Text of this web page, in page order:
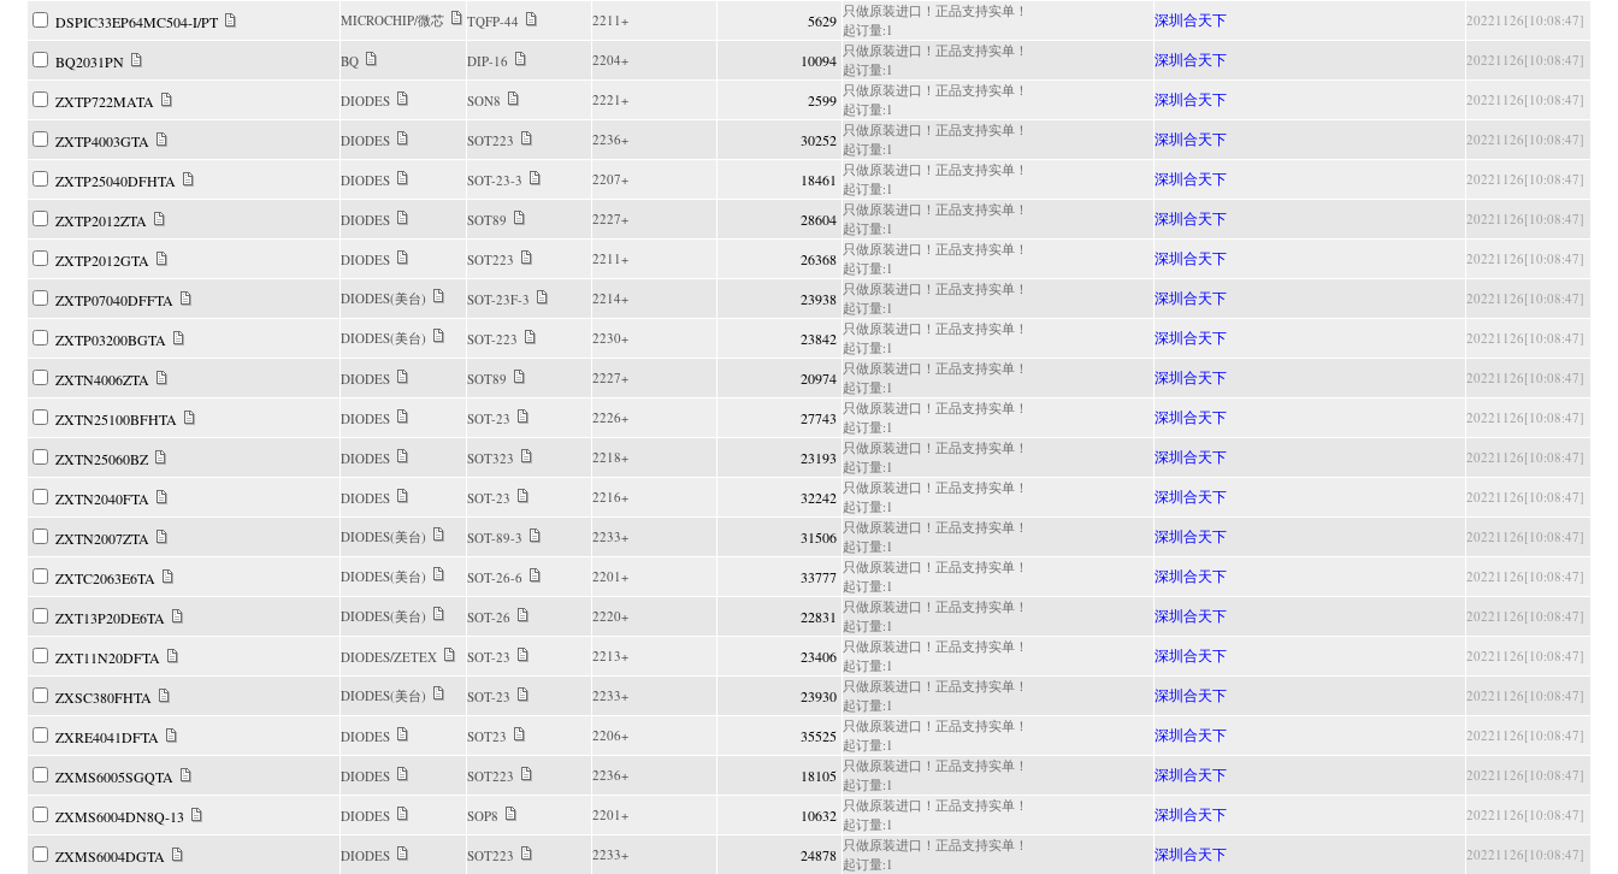
DSPIC33EP64MC504-I/PT MICROCHIP/微芯 TQFP-44 2211+ 5629
只做原装进口！正品支持实单！
起订量:1
深圳合天下 20221126[10:08:47]
BQ2031PN BQ DIP-16 2204+ 10094
只做原装进口！正品支持实单！
起订量:1
深圳合天下 20221126[10:08:47]
ZXTP722MATA DIODES SON8 2221+ 2599
只做原装进口！正品支持实单！
起订量:1
深圳合天下 20221126[10:08:47]
ZXTP4003GTA DIODES SOT223 2236+ 30252
只做原装进口！正品支持实单！
起订量:1
深圳合天下 20221126[10:08:47]
ZXTP25040DFHTA DIODES SOT-23-3 2207+ 18461
只做原装进口！正品支持实单！
起订量:1
深圳合天下 20221126[10:08:47]
ZXTP2012ZTA DIODES SOT89 2227+ 28604
只做原装进口！正品支持实单！
起订量:1
深圳合天下 20221126[10:08:47]
ZXTP2012GTA DIODES SOT223 2211+ 26368
只做原装进口！正品支持实单！
起订量:1
深圳合天下 20221126[10:08:47]
ZXTP07040DFFTA DIODES(美台) SOT-23F-3 2214+ 23938
只做原装进口！正品支持实单！
起订量:1
深圳合天下 20221126[10:08:47]
ZXTP03200BGTA DIODES(美台) SOT-223 2230+ 23842
只做原装进口！正品支持实单！
起订量:1
深圳合天下 20221126[10:08:47]
ZXTN4006ZTA DIODES SOT89 2227+ 20974
只做原装进口！正品支持实单！
起订量:1
深圳合天下 20221126[10:08:47]
ZXTN25100BFHTA DIODES SOT-23 2226+ 27743
只做原装进口！正品支持实单！
起订量:1
深圳合天下 20221126[10:08:47]
ZXTN25060BZ DIODES SOT323 2218+ 23193
只做原装进口！正品支持实单！
起订量:1
深圳合天下 20221126[10:08:47]
ZXTN2040FTA DIODES SOT-23 2216+ 32242
只做原装进口！正品支持实单！
起订量:1
深圳合天下 20221126[10:08:47]
ZXTN2007ZTA DIODES(美台) SOT-89-3 2233+ 31506
只做原装进口！正品支持实单！
起订量:1
深圳合天下 20221126[10:08:47]
ZXTC2063E6TA DIODES(美台) SOT-26-6 2201+ 33777
只做原装进口！正品支持实单！
起订量:1
深圳合天下 20221126[10:08:47]
ZXT13P20DE6TA DIODES(美台) SOT-26 2220+ 22831
只做原装进口！正品支持实单！
起订量:1
深圳合天下 20221126[10:08:47]
ZXT11N20DFTA DIODES/ZETEX SOT-23 2213+ 23406
只做原装进口！正品支持实单！
起订量:1
深圳合天下 20221126[10:08:47]
ZXSC380FHTA DIODES(美台) SOT-23 2233+ 23930
只做原装进口！正品支持实单！
起订量:1
深圳合天下 20221126[10:08:47]
ZXRE4041DFTA DIODES SOT23 2206+ 35525
只做原装进口！正品支持实单！
起订量:1
深圳合天下 20221126[10:08:47]
ZXMS6005SGQTA DIODES SOT223 2236+ 18105
只做原装进口！正品支持实单！
起订量:1
深圳合天下 20221126[10:08:47]
ZXMS6004DN8Q-13 DIODES SOP8 2201+ 10632
只做原装进口！正品支持实单！
起订量:1
深圳合天下 20221126[10:08:47]
ZXMS6004DGTA DIODES SOT223 2233+ 24878
只做原装进口！正品支持实单！
起订量:1
深圳合天下 20221126[10:08:47]